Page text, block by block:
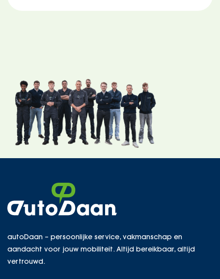
autoDaan – persoonlijke service, vakmanschap en
aandacht voor jouw mobiliteit. Altijd bereikbaar, altijd
vertrouwd.